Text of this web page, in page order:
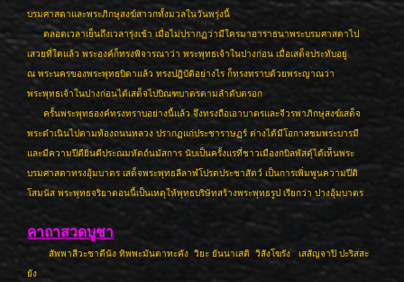
บรมศาสดาและพระภิกษุสงฆ์สาวกทั้งมวลในวันพรุ่งนี้
ตลอดเวลาเย็นถึงเวลารุ่งเช้า เมื่อไม่ปรากฏว่ามีใครมาอาราธนาพระบรมศาสดาไป
เสวยที่ใดแล้ว พระองค์ก็ทรงพิจารณาว่า พระพุทธเจ้าในปางก่อน เมื่อเสด็จประทับอยู่
ณ พระนครของพระพุทธบิดาแล้ว ทรงปฎิบัติอย่างไร ก็ทรงทราบด้วยพระญาณว่า
พระพุทธเจ้าในปางก่อนได้เสด็จไปบิณฑบาตรตามลำดับตรอก
ครั้นพระพุทธองค์ทรงทราบอย่างนี้แล้ว จึงทรงถือเอาบาตรและจีวรพาภิกษุสงฆ์เสด็จ
พระดำเนินไปตามท้องถนนหลวง ปรากฏแก่ประชาราษฏร์ ต่างได้มีโอกาสชมพระบารมี
และมีความปีตียินดีประณมหัตถ์นมัสการ นับเป็นครั้งแรที่ชาวเมืองกบิลพัสดุ์ได้เห็นพระ
บรมศาสดาทรงอุ้มบาตร เสด็จพระพุทธลีลาฬโปรดประชาสัตว์ เป็นการเพิ่มพูนความปีติ
โสมนัส พระพุทธจริยาตอนนี้เป็นเหตุให้พุทธบริษัทสร้างพระพุทธรูป เรียกว่า ปางอุ้มบาตร
คาถาสวดบูชา
สัพพาสีวะชาตีนัง ทิพพะมันตาทะคัง วิยะ ยันนาเสติ วิสังโฆรัง เสสัญจาปิ ปะริสสะ
ยัง